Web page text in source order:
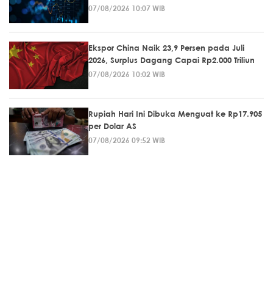
07/08/2026 10:07 WIB
Ekspor China Naik 23,9 Persen pada Juli
2026, Surplus Dagang Capai Rp2.000 Triliun
07/08/2026 10:02 WIB
Rupiah Hari Ini Dibuka Menguat ke Rp17.905
per Dolar AS
07/08/2026 09:52 WIB